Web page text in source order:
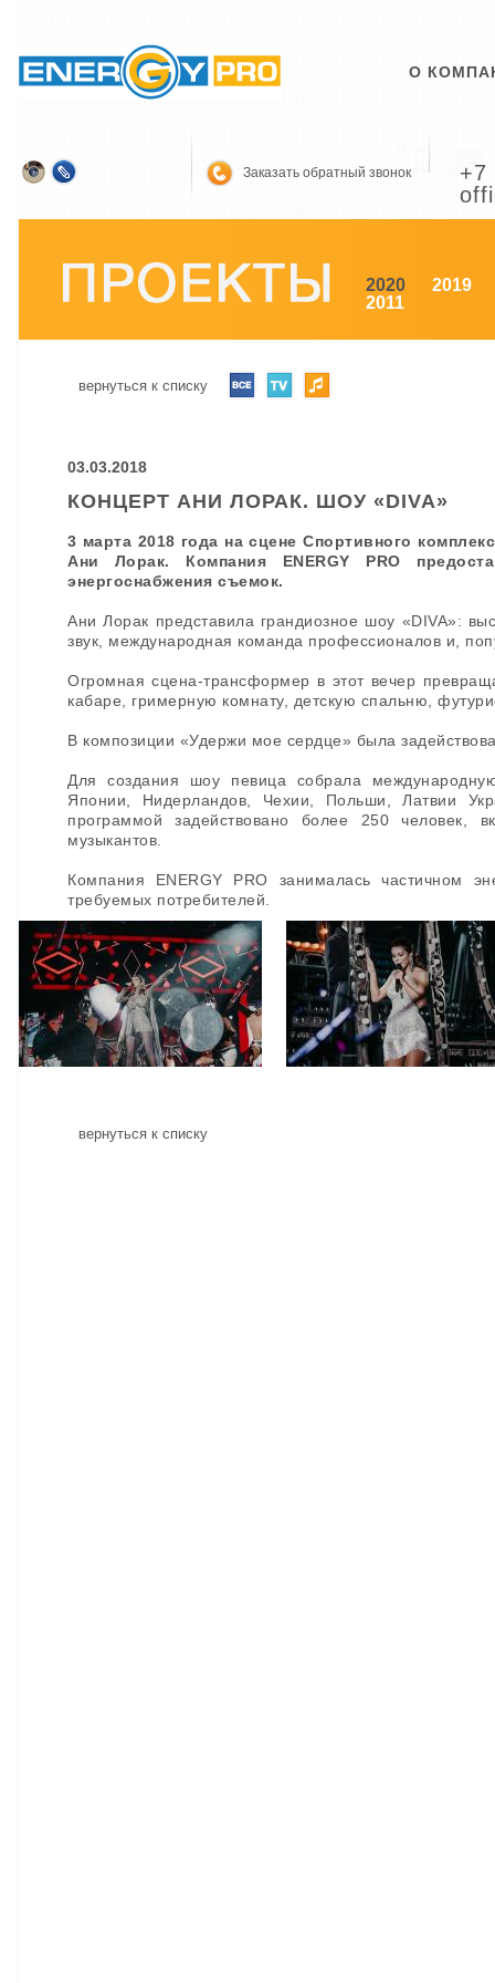
О
Заказать обратный звонок
+7
2020
2019
2011
вернуться к списку
03.03.2018
КОНЦЕРТ АНИ ЛОРАК. ШОУ «DIVA»
3 марта 2018 года на сцене Спортивного
Ани Лорак. Компания ENERGY PRO
энергоснабжения съемок.
Ани Лорак представила грандиозное шоу «DIVA»:
звук, международная команда профессионалов и,
Огромная сцена-трансформер в этот вечер
кабаре, гримерную комнату, детскую спальню,
В композиции «Удержи мое сердце» была
Для создания шоу певица собрала
Японии, Нидерландов, Чехии, Польши, Латвии
программой задействовано более 250 человек,
музыкантов.
Компания ENERGY PRO занималась частичном
требуемых потребителей.
вернуться к списку